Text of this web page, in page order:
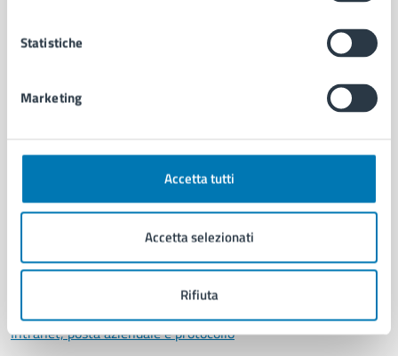
Statistiche
Marketing
Accetta tutti
Accetta selezionati
Rifiuta
Aree amministrative
Municipalità
Politici
Intranet, posta aziendale e protocollo